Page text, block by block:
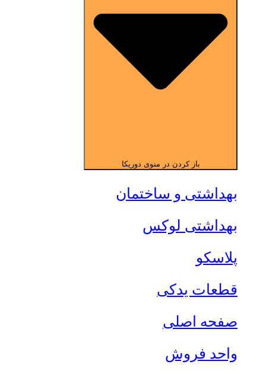
باز کردن در منوی دوریکا
بهداشتی و ساختمان
بهداشتی لوکس
پلاسکو
قطعات یدکی
صفحه اصلی
واحد فروش